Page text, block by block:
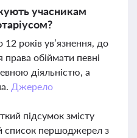
учасникам
років ув’язнення, до
права обіймати певні
діяльністю, а
Джерело
підсумок змісту
список першоджерел з